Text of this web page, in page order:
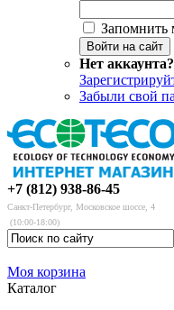
Запомнить
Нет аккаунта?
Забыли свой
+7 (812) 938-86-45
Санкт-Петербург, Московское шоссе, 4
(10:00-18:00)
Моя корзина
Каталог